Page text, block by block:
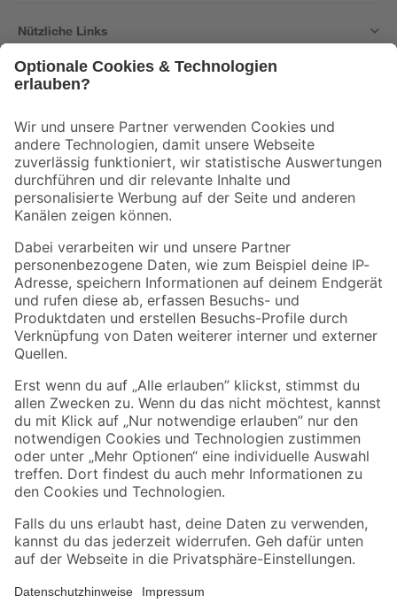
Nützliche Links
Der toom Newsletter: Keine Angebote und Aktionen mehr verpassen!
Zur Newsletter Anmeldung
Folge uns
Zahlungsarten Versandarten
Sicher einkaufen
Jetzt die toom-App herunterladen
Alle Preisangaben in EUR inkl. gesetzl. MwSt.. Die dargestellten Angebote sind unter
Umständen nicht in allen Märkten verfügbar. Die angegebenen Verfügbarkeiten beziehen
Produkte nur solange der Vorrat reicht.
*Paketversand ab 59 € versandkostenfrei, gilt nicht für Artikel mit Speditionsversand, hier